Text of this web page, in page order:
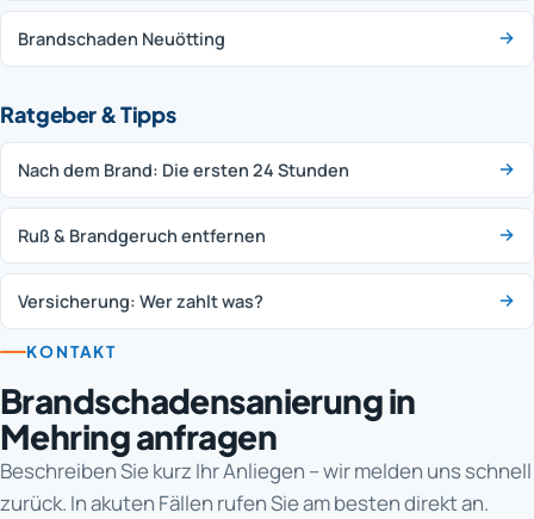
Brandschaden Neuötting
Ratgeber & Tipps
Nach dem Brand: Die ersten 24 Stunden
Ruß & Brandgeruch entfernen
Versicherung: Wer zahlt was?
KONTAKT
Brandschadensanierung in
Mehring anfragen
Beschreiben Sie kurz Ihr Anliegen – wir melden uns schnell
zurück. In akuten Fällen rufen Sie am besten direkt an.